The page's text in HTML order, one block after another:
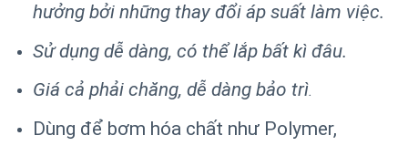
hưởng bởi những thay đổi áp suất làm việc.
Sử dụng dễ dàng, có thể lắp bất kì đâu.
Giá cả phải chăng, dễ dàng bảo trì.
Dùng để bơm hóa chất như Polymer,